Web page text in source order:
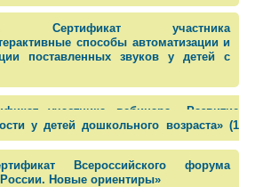
участника
способы автоматизации и
поставленных звуков у детей с
участника вебинара «Развитие
у детей дошкольного возраста» (1
Всероссийского форума
России. Новые ориентиры»